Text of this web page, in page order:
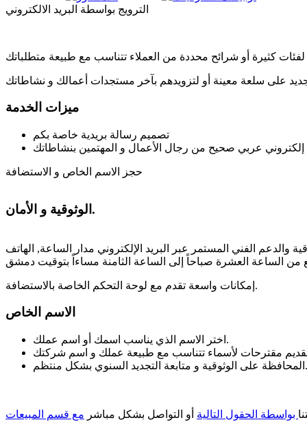
الترويج بواسطة البريد الالكتروني
ميزات الخدمة
تصميم رسالة بريدية خاصة بكم
حجز الاسم الخاص و الاستضافة
الوثوقية و الأمان.
والدعم الفني المستمر عبر البريد الإلكتروني مدار الساعة, الهاتف
إمكانات واسعة تقدم مع لوحة التحكم الخاصة بالاستضافة.
الاسم الخاص
اختر الاسم الذي يناسب اسمك أو اسم عملك.
المحافظة على الوثوقية و متابعة التجديد السنوي بشكل منتظم.
بواسطة الحقول التالية أو التواصل بشكل مباشر مع قسم المبيعات